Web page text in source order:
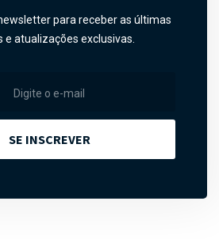
para receber as últimas
e atualizações exclusivas.
SE INSCREVER